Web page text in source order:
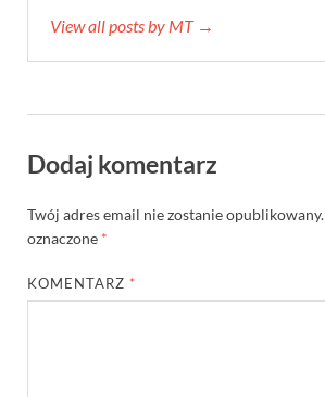
View all posts by MT →
Dodaj komentarz
Twój adres email nie zostanie opublikowany.
oznaczone *
KOMENTARZ *